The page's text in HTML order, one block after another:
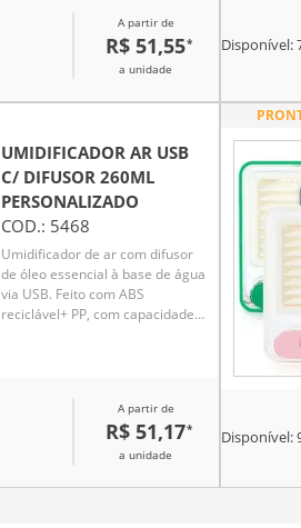
de 2W. O produto não retém
energia, funciona somente com
o cabo USB conectado a um
Obs.: para conservação do
água filtrada e não deve ser
usado essências!
A partir de
R$ 51,55*
a unidade
Disponível:
UMIDIFICADOR AR USB
C/ DIFUSOR 260ML
PERSONALIZADO
COD.: 5468
Umidificador de ar com difusor
de óleo essencial à base de água
via USB. Feito com ABS
reciclável+ PP, com capacidade
A partir de
R$ 51,17*
a unidade
Disponível: